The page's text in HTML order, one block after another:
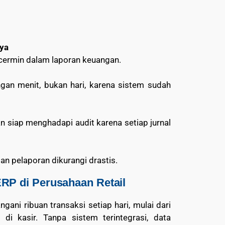
dalam laporan keuangan.
menit, bukan hari, karena sistem sudah
siap menghadapi audit karena setiap jurnal
pelaporan dikurangi drastis.
di Perusahaan Retail
ribuan transaksi setiap hari, mulai dari
di kasir. Tanpa sistem terintegrasi, data